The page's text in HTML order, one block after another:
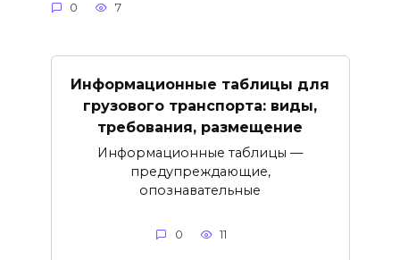
0 7
Информационные таблицы для
грузового транспорта: виды,
требования, размещение
Информационные таблицы —
предупреждающие,
опознавательные
0 11